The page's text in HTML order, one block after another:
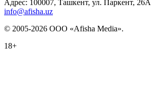
Адрес: 100007, Ташкент, ул. Паркент,
info@afisha.uz
© 2005-2026 ООО «Afisha Media».
18+